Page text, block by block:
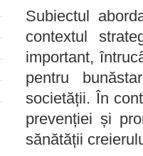
Subiectul
contextul
important,
pentru
societății. În
prevenției și
sănătății